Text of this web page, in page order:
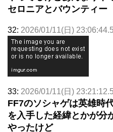
セロニアとバウンティー
32: 2026/01/11(日)
33: 2026/01/11(日)
FF7のソシャゲは英雄時
を入手した経緯とかが分
やったけど